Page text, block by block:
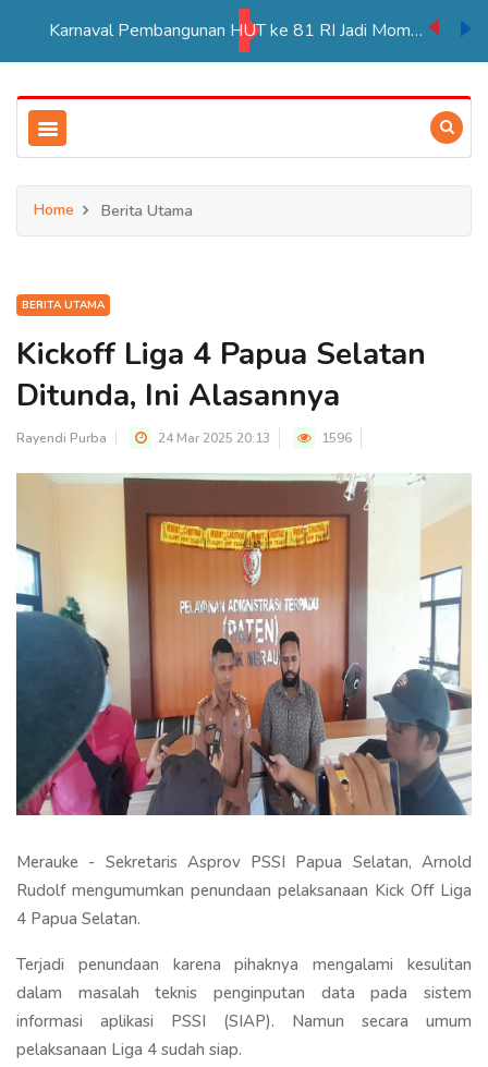
Karnaval Pembangunan HUT ke 81 RI Jadi Momentum Perkuat Persatuan di Merauke
Home Berita Utama
BERITA UTAMA
Kickoff Liga 4 Papua Selatan
Ditunda, Ini Alasannya
Rayendi Purba 24 Mar 2025 20:13 1596
Merauke - Sekretaris Asprov PSSI Papua Selatan, Arnold
Rudolf mengumumkan penundaan pelaksanaan Kick Off Liga
4 Papua Selatan.
Terjadi penundaan karena pihaknya mengalami kesulitan
dalam masalah teknis penginputan data pada sistem
informasi aplikasi PSSI (SIAP). Namun secara umum
pelaksanaan Liga 4 sudah siap.